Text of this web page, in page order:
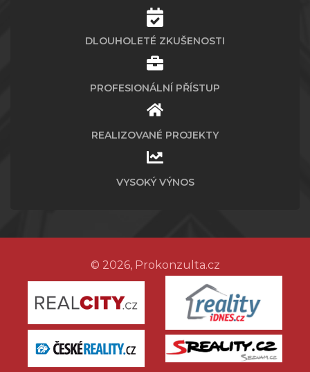
DLOUHOLETÉ ZKUŠENOSTI
PROFESIONÁLNÍ PŘÍSTUP
REALIZOVANÉ PROJEKTY
VYSOKÝ VÝNOS
© 2026, Prokonzulta.cz